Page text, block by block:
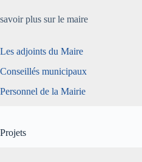
savoir plus sur le maire
Les adjoints du Maire
Conseillés municipaux
Personnel de la Mairie
Projets